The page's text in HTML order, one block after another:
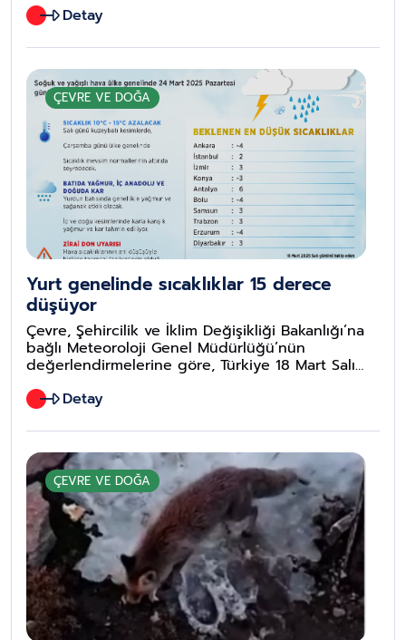
Detay
ÇEVRE VE DOĞA
Yurt genelinde sıcaklıklar 15 derece
düşüyor
Çevre, Şehircilik ve İklim Değişikliği Bakanlığı’na
bağlı Meteoroloji Genel Müdürlüğü’nün
değerlendirmelerine göre, Türkiye 18 Mart Salı
soğuk ve yağışlı havanın etkisine girecek. Hava
çarşamba günü ise ülke genelinde 10 ila 15
derece azalarak, mevsim normallerinin altına
düşecek.
Detay
ÇEVRE VE DOĞA